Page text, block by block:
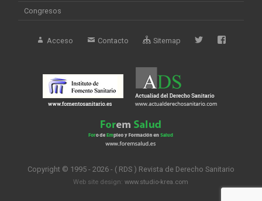
Congresos
Acceso Contacto Sitemap
Copyright © 1995 - 2026 - ( RDS ) Revista de Derecho Sanitario
Web site design:www.studio-krea.com